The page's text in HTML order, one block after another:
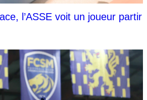
l’ASSE voit un joueur partir